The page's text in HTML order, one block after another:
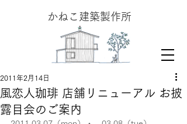
​かねこ建築製作所
風恋人珈琲 店舗リニューアル お披
露目会のご案内
2011年2月14日